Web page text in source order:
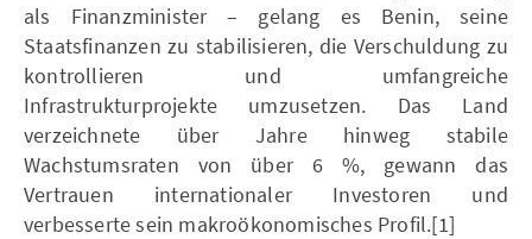
als Finanzminister – gelang es Benin, seine
Staatsfinanzen zu stabilisieren, die Verschuldung zu
kontrollieren und umfangreiche
Infrastrukturprojekte umzusetzen. Das Land
verzeichnete über Jahre hinweg stabile
Wachstumsraten von über 6 %, gewann das
Vertrauen internationaler Investoren und
verbesserte sein makroökonomisches Profil.[1]